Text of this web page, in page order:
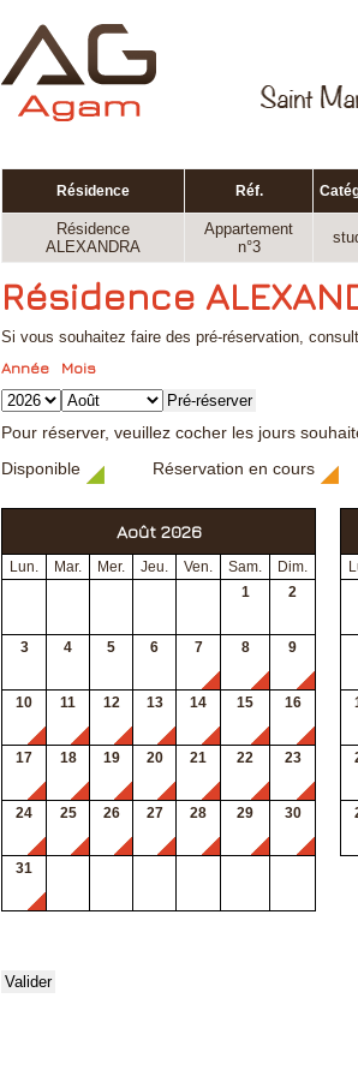
Résidence Réf.
Résidence
ALEXANDRA
Appartement
n°3
Résidence
Si vous souhaitez faire des pré-réservation,
Année Mois
Pré-réserver
Pour réserver, veuillez cocher les jours
Disponible
Réservation en cours
Août 2026
Lun. Mar. Mer. Jeu. Ven. Sam.
Dim.
1
2
3 4 5 6 7 8 9
10 11 12 13 14 15 16
17 18 19 20 21 22 23
24 25 26 27 28 29 30
31
Valider